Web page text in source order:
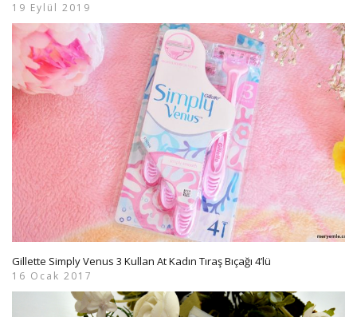
19 Eylül 2019
Gillette Simply Venus 3 Kullan At Kadın Tıraş Bıçağı 4’lü
16 Ocak 2017